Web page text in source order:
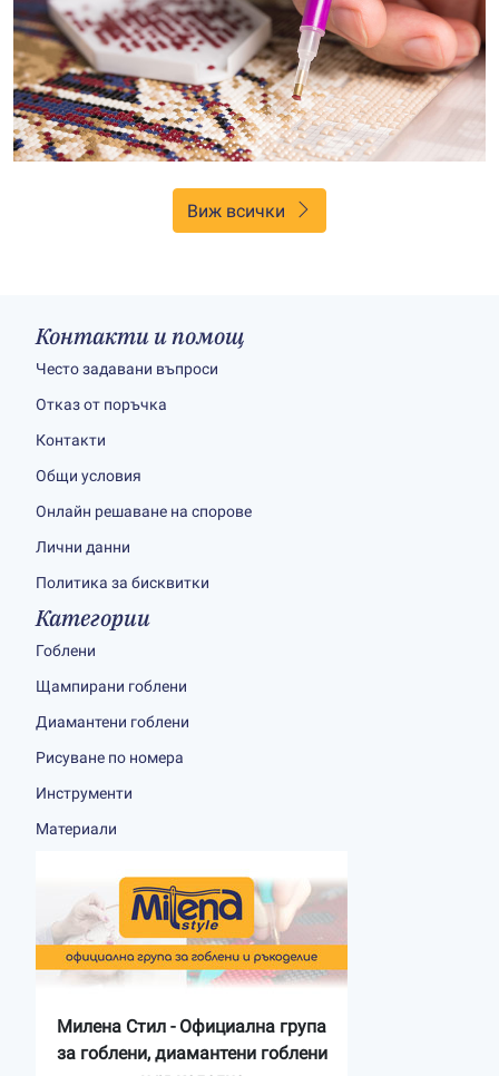
Виж всички
Контакти и помощ
Често задавани въпроси
Отказ от поръчка
Контакти
Общи условия
Онлайн решаване на спорове
Лични данни
Политика за бисквитки
Категории
Гоблени
Щампирани гоблени
Диамантени гоблени
Рисуване по номера
Инструменти
Материали
Милена Стил - Официална група
за гоблени, диамантени гоблени